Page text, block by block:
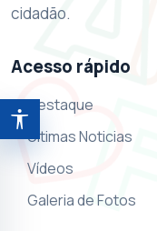
Abrir
cidadão.
Acesso rápido
Destaque
Ultimas Noticias
Vídeos
Galeria de Fotos